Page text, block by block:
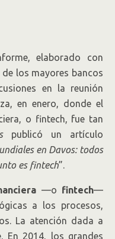
elaborado con
los mayores bancos
en la reunión
en enero, donde el
o fintech, fue tan
publicó un artículo
en Davos: todos
es fintech”.
—o fintech—
a los procesos,
La atención dada a
En 2014, los grandes